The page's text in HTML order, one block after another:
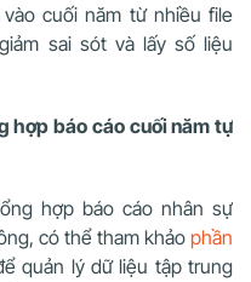
cuối năm từ nhiều file
sai sót và lấy số liệu
hợp báo cáo cuối năm tự
hợp báo cáo nhân sự
có thể tham khảo phần
quản lý dữ liệu tập trung